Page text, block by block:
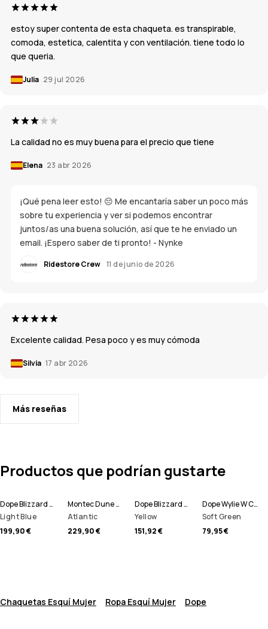
estoy super contenta de esta chaqueta. es transpirable,
comoda, estetica, calentita y con ventilación. tiene todo lo
que queria.
Julia 29 jul 2026
La calidad no es muy buena para el precio que tiene
Elena 23 abr 2026
¡Qué pena leer esto! 😔 Me encantaría saber un poco más
sobre tu experiencia y ver si podemos encontrar
juntos/as una buena solución, así que te he enviado un
email. ¡Espero saber de ti pronto! - Nynke
Ridestore Crew 11 de junio de 2026
Excelente calidad. Pesa poco y es muy cómoda
Silvia 17 abr 2026
Más reseñas
Productos que podrían gustarte
Dope Blizzard W Full Zip Chaqueta Esquí Women
Light Blue
199,90 €
Montec Dune W Chaqueta Esquí Women
Atlantic
229,90 €
Dope Blizzard W Chaqueta Esquí Women
Yellow
151,92 €
Dope Wylie W Chaqueta Esquí Women
Soft Green
79,95 €
Chaquetas Esquí Mujer Ropa Esquí Mujer Dope